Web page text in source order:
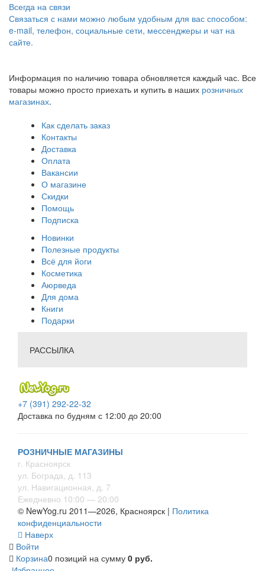
Всегда на связи
Связаться с нами можно любым удобным для вас способом:
e-mail, телефон, социальные сети, мессенджеры и чат на
сайте.
Информация по наличию товара обновляется каждый час. Все
товары можно просто приехать и купить в наших розничных
магазинах.
Как сделать заказ
Контакты
Доставка
Оплата
Вакансии
О магазине
Скидки
Помощь
Подписка
Новинки
Полезные продукты
Всё для йоги
Косметика
Аюрведа
Для дома
Книги
Подарки
РАССЫЛКА
+7 (391) 292-22-32
Доставка по будням с 12:00 до 20:00
РОЗНИЧНЫЕ МАГАЗИНЫ
г. Красноярск
ул. Бограда, д. 113
ул. Навигационная, д. 7
Ежедневно 10:00 — 20:00
© NewYog.ru 2011—2026, Красноярск | Политика
конфиденциальности
Наверх
Войти
Корзина0 позиций на сумму 0 руб.